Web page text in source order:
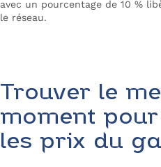
avec un pourcentage de 10 %
le réseau.
Trouver le
moment
les prix du